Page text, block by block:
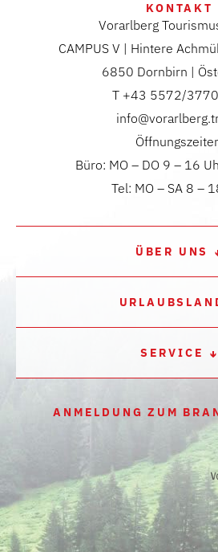
KONTAKT
Vorarlberg
CAMPUS V | Hintere
6850 Dornbirn |
T +43 5572/
Büro: MO – DO 9 – 16
Tel: MO – SA 8 –
ÜBER UNS
SERVICE
ANMELDUNG ZUM